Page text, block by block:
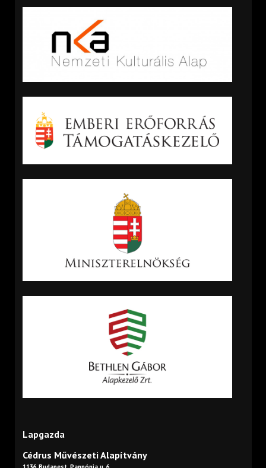
Lapgazda
Cédrus Művészeti Alapítvány